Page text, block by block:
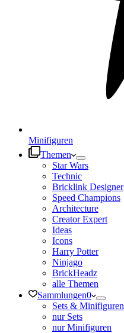
Minifiguren
Themen
Star Wars
Technic
Bricklink Designer
Speed Champions
Architecture
Creator Expert
Ideas
Icons
Harry Potter
Ninjago
BrickHeadz
alle Themen
Sammlungen0
Sets & Minifiguren
nur Sets
nur Minifiguren